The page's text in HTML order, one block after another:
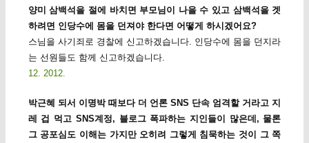
양미 삼백석을 절에 바치면 부모님이 나을 수 있고 삼백석을 겟
하려면 인당수에 몸을 던져야 한다면 어떻게 하시겠어요?
스님을 사기죄로 경찰에 신고하겠습니다. 인당수에 몸을 던지라
는 선원들도 함께 신고하겠습니다.
12. 2012.
박근혜 되서 이명박 때보다 더 언론 SNS 단속 엄격할 거라고 지
레 겁 먹고 SNS계정, 블로그 폭파하는 지인들이 많은데, 물론
그 공포심도 이해는 가지만 오히려 그렇게 침묵하는 것이 그 쪽